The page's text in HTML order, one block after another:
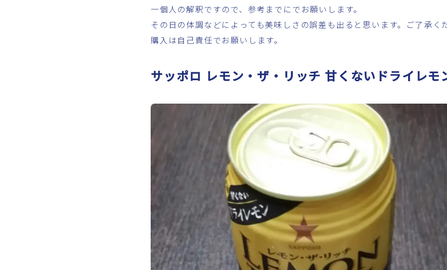
一個人の解釈ですので、参考までにでお願いします。
その日の体調などによっても美味しさの誤差も出ると思います。ご了承く
購入は自己責任でお願いします。
サッポロ レモン・ザ・リッチ 甘くないドライレモ